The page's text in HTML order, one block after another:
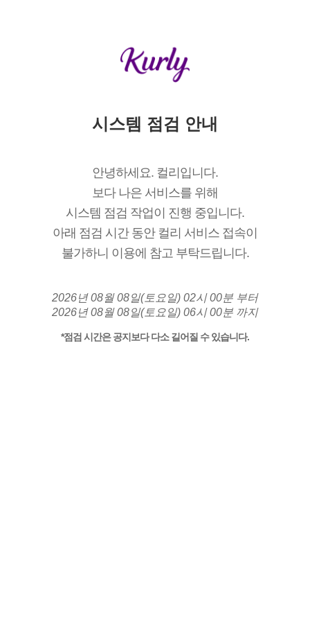
시스템 점검 안내
안녕하세요. 컬리입니다.
보다 나은 서비스를 위해
시스템 점검 작업이 진행 중입니다.
아래 점검 시간 동안 컬리 서비스 접속이
불가하니 이용에 참고 부탁드립니다.
2026년 08월 08일(토요일) 02시 00분 부터
2026년 08월 08일(토요일) 06시 00분 까지
*점검 시간은 공지보다 다소 길어질 수 있습니다.